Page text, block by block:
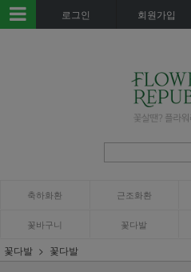
로그인 회원가입
축하화환 근조화환
꽃바구니 꽃다발
꽃다발 꽃다발